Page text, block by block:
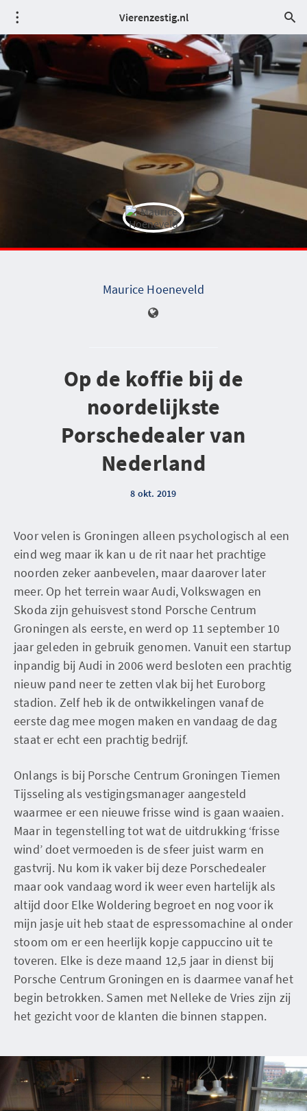
Vierenzestig.nl
Maurice Hoeneveld
Op de koffie bij de
noordelijkste
Porschedealer van
Nederland
8 okt. 2019
Voor velen is Groningen alleen psychologisch al een
eind weg maar ik kan u de rit naar het prachtige
noorden zeker aanbevelen, maar daarover later
meer. Op het terrein waar Audi, Volkswagen en
Skoda zijn gehuisvest stond Porsche Centrum
Groningen als eerste, en werd op 11 september 10
jaar geleden in gebruik genomen. Vanuit een startup
inpandig bij Audi in 2006 werd besloten een prachtig
nieuw pand neer te zetten vlak bij het Euroborg
stadion. Zelf heb ik de ontwikkelingen vanaf de
eerste dag mee mogen maken en vandaag de dag
staat er echt een prachtig bedrijf.
Onlangs is bij Porsche Centrum Groningen Tiemen
Tijsseling als vestigingsmanager aangesteld
waarmee er een nieuwe frisse wind is gaan waaien.
Maar in tegenstelling tot wat de uitdrukking ‘frisse
wind’ doet vermoeden is de sfeer juist warm en
gastvrij. Nu kom ik vaker bij deze Porschedealer
maar ook vandaag word ik weer even hartelijk als
altijd door Elke Woldering begroet en nog voor ik
mijn jasje uit heb staat de espressomachine al onder
stoom om er een heerlijk kopje cappuccino uit te
toveren. Elke is deze maand 12,5 jaar in dienst bij
Porsche Centrum Groningen en is daarmee vanaf het
begin betrokken. Samen met Nelleke de Vries zijn zij
het gezicht voor de klanten die binnen stappen.